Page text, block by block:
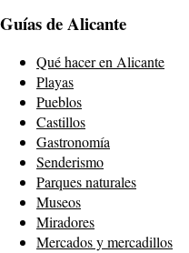
Guías de Alicante
Qué hacer en Alicante
Playas
Pueblos
Castillos
Gastronomía
Senderismo
Parques naturales
Museos
Miradores
Mercados y mercadillos